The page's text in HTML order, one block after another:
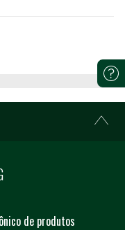
de produtos